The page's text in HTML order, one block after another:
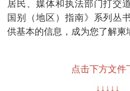
居民、媒体和执法部门打交
国别（地区）指南》系列丛
供基本的信息，成为您了解柬
点击下方文件
↓↓↓↓↓